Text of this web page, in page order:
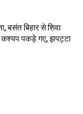
बसंत बिहार से शिवा
कश्यप पकड़े गए, झपट्टा